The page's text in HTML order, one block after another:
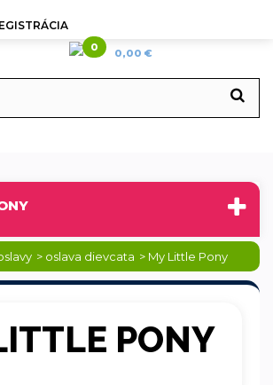
0 0,00 €
> oslava dievcata > My Little Pony
PONY